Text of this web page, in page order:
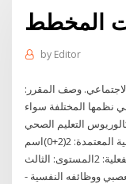
المخطط
by Editor
وصف المقرر:
نظمها المختلفة سواء
التعليم الصحي
رقم ورمز المقرر: 212 صحة الوحدات الدراسية المعتمدة: 2(2+0)اسم
المقرر: صحة المجتمع الوحدات الدراسية الفعلية: 2المستوى: الثالث
ووظائفه النفسية -